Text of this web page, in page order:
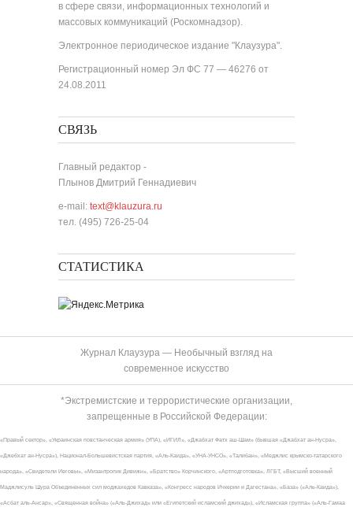
в сфере связи, информационных технологий и
массовых коммуникаций (Роскомнадзор).
Электронное периодическое издание "Клаузура".
Регистрационный номер Эл ФС 77 — 46276 от
24.08.2011
СВЯЗЬ
Главный редактор -
Плынов Дмитрий Геннадиевич
e-mail: text@klauzura.ru
тел. (495) 726-25-04
СТАТИСТИКА
Журнал Клаузура — Необычный взгляд на
современное искусство
*Экстремистские и террористические организации,
запрещенные в Российской Федерации:
«Правый сектор», «Украинская повстанческая армия» (УПА), «ИГИЛ», «Джабхат Фатх аш-Шам» (бывшая «Джабхат ан-Нусра»,
«Джебхат ан-Нусра»), Национал-Большевистская партия, «Аль-Каида», «УНА-УНСО», «Талибан», «Меджлис крымско-татарского
народа», «Свидетели Иеговы», «Мизантропик Дивижн», «Братство» Корчинского, «Артподготовка», ЛГБТ, «Высший военный
Маджлисуль Шура Объединенных сил моджахедов Кавказа», «Конгресс народов Ичкерии и Дагестана», «База» («Аль-Каида»),
«Асбат аль-Ансар», «Священная война» («Аль-Джихад» или «Египетский исламский джихад»), «Исламская группа» («Аль-Гамаа